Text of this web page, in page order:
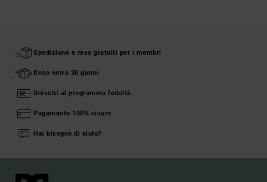
Spedizione e reso gratuiti per i membri
Reso entro 30 giorni
Unisciti al programma fedeltà
Pagamento 100% sicuro
Hai bisogno di aiuto?